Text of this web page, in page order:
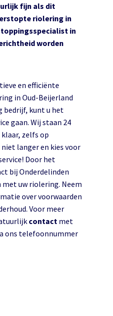
fijn als dit
riolering in
in
worden
en efficiënte
in Oud-Beijerland
bedrijf, kunt u het
gaan. Wij staan 24
klaar, zelfs op
langer en kies voor
Door het
bij Onderdelinden
uw riolering. Neem
over voorwaarden
Voor meer
contact met
ons telefoonnummer